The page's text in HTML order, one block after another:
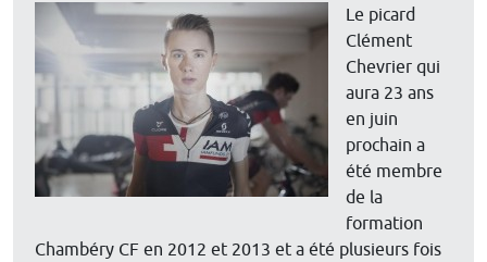
Le picard
Clément
Chevrier qui
aura 23 ans
en juin
prochain a
été membre
de la
formation
Chambéry CF en 2012 et 2013 et a été plusieurs fois